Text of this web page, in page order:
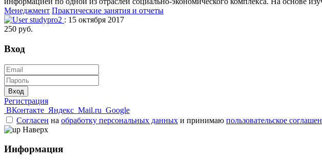
Менеджмент Практические занятия и отчеты
studypro2 : 15 октября 2017
250 руб.
Вход
Вход
Регистрация
ВКонтакте Яндекс Mail.ru Google
Согласен на обработку персональных данных и принимаю пользовательское
Наверх
Информация